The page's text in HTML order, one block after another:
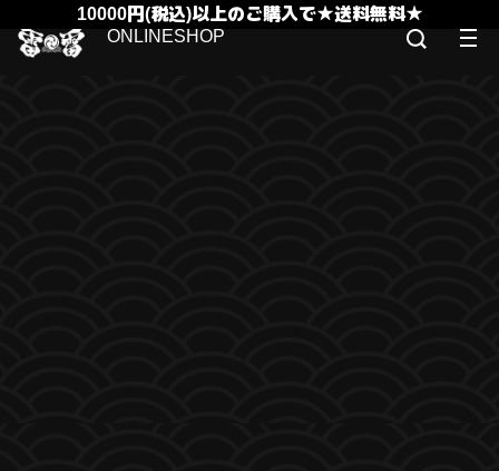
10000円(税込)以上のご購入で★送料無料★
ONLINESHOP